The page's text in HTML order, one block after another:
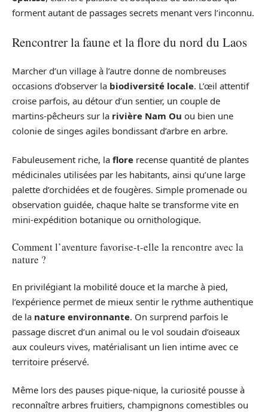
forment autant de passages secrets menant vers l’inconnu.
Rencontrer la faune et la flore du nord du Laos
Marcher d’un village à l’autre donne de nombreuses
occasions d’observer la biodiversité locale. L’œil attentif
croise parfois, au détour d’un sentier, un couple de
martins-pêcheurs sur la rivière Nam Ou ou bien une
colonie de singes agiles bondissant d’arbre en arbre.
Fabuleusement riche, la flore recense quantité de plantes
médicinales utilisées par les habitants, ainsi qu’une large
palette d’orchidées et de fougères. Simple promenade ou
observation guidée, chaque halte se transforme vite en
mini-expédition botanique ou ornithologique.
Comment l’aventure favorise-t-elle la rencontre avec la
nature ?
En privilégiant la mobilité douce et la marche à pied,
l’expérience permet de mieux sentir le rythme authentique
de la nature environnante. On surprend parfois le
passage discret d’un animal ou le vol soudain d’oiseaux
aux couleurs vives, matérialisant un lien intime avec ce
territoire préservé.
Même lors des pauses pique-nique, la curiosité pousse à
reconnaître arbres fruitiers, champignons comestibles ou